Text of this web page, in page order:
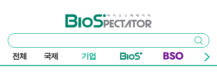
바이오스펙테이터
통
합
검
색
검색
전체 국제 기업